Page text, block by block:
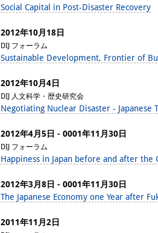
Social Capital in Post-Disaster Recovery
2012年10月18日
DIJ フォーラム
Sustainable Development, Frontier of
2012年10月4日
DIJ 人文科学・歴史研究会
Negotiating Nuclear Disaster - Japanese
2012年4月5日 - 0001年11月30日
DIJ フォーラム
Happiness in Japan before and after the
2012年3月8日 - 0001年11月30日
The Japanese Economy one Year after
2011年11月2日